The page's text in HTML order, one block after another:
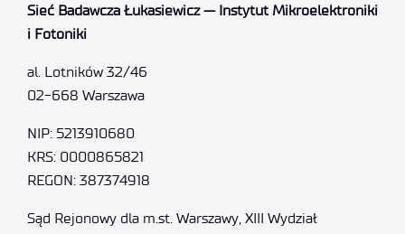
Sieć Badawcza Łukasiewicz — Instytut Mikroelektroniki
i Fotoniki
al. Lotników 32/46
02-668 Warszawa
NIP: 5213910680
KRS: 0000865821
REGON: 387374918
Sąd Rejonowy dla m.st. Warszawy, XIII Wydział